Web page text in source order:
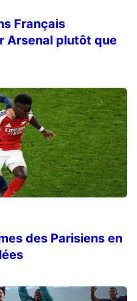
Français
Arsenal plutôt que
des Parisiens en